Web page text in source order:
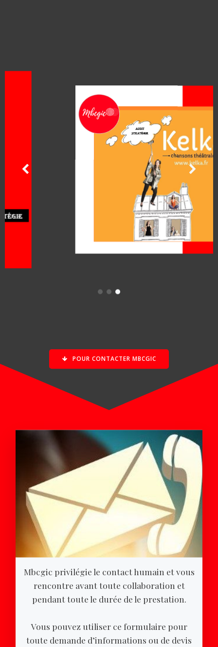
POUR CONTACTER MBCGIC
Mbcgic privilégie le contact humain et vous
rencontre avant toute collaboration et
pendant toute le durée de le prestation.
Vous pouvez utiliser ce formulaire pour
toute demande d’informations ou de devis